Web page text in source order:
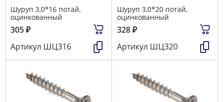
Шуруп 3,0*16 потай,
оцинкованный
305₽
Артикул ШЦ316
Шуруп 3,0*20 потай,
оцинкованный
328₽
Артикул ШЦ320